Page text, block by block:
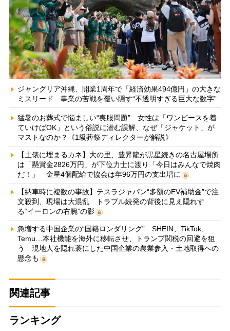
ジャングリア沖縄、開業1周年で「経済効果494億円」の大きな
ミスリード 事業の苦戦を覆い隠す“不透明すぎる巨大な数字”
猛暑のお葬式で悩ましい“喪服問題” 女性は「ワンピースを着
ていけばOK」という俗説に潜む誤解、なぜ「ジャケット」が
マストなのか？《1級葬祭ディレクターが解説》
【土俵に埋まるカネ】大の里、豊昇龍が黒星続きの名古屋場所
は「懸賞金2826万円」が下位力士に渡り「今日はみんなで焼肉
だ！」 金星4個配給で協会は年96万円の支出増に
【納車時に複数の事故】テスラジャパン“多額のEV補助金”で注
文殺到、現場は大混乱 トラブル続発の背後に見え隠れす
る“イーロンの右腕”の影
急増する中国企業の“国籍ロンダリング” SHEIN、TikTok、
Temu…本社機能を海外に移転させ、トランプ関税の回避を狙
う 現地人を隠れ蓑にした中国企業の農業参入・土地取得への
懸念も
関連記事
ランキング